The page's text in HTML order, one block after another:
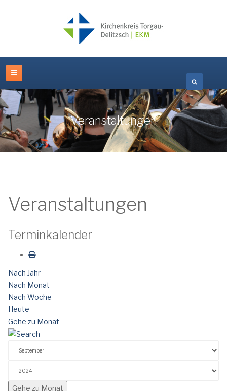
Veranstaltungen
Veranstaltungen
Terminkalender
Nach Jahr
Nach Monat
Nach Woche
Heute
Gehe zu Monat
Gehe zu Monat